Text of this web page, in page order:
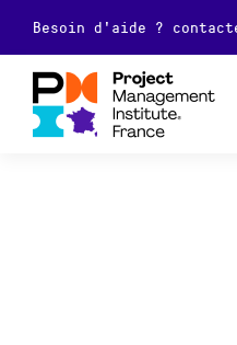
Besoin d'aide ?